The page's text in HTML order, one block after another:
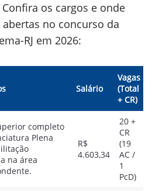
os cargos e onde
abertas no concurso da
RJ em 2026:
Salário
Vagas
(Total
+ CR)
completo
Plena
na área
R$
4.603,34
20 +
CR
(19
AC /
1
PcD)